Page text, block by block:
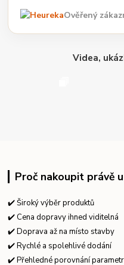
Ověřený
Videa,
Proč nakoupit právě
✔️ Široký výběr produktů
✔️ Cena dopravy ihned viditelná
✔️ Doprava až na místo stavby
✔️ Rychlé a spolehlivé dodání
✔️ Přehledné porovnání